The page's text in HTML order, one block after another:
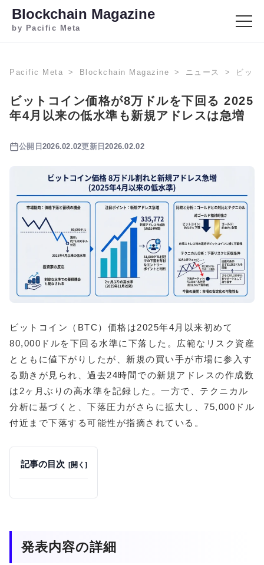
Blockchain Magazine
by Pacific Meta
Pacific Meta Blockchain Magazine ニュース ビッ
ビットコイン価格が8万ドルを下回る 2025
年4月以来の低水準も新規アドレスは急増
公開日 2026.02.02更新日2026.02.02
ビットコイン（BTC）価格は2025年4月以来初めて
80,000ドルを下回る水準に下落した。広範なリスク資産
とともに値下がりしたが、新規の買い手が市場に参入す
る動きが見られ、過去24時間での新規アドレスの作成数
は2ヶ月ぶりの高水準を記録した。一方で、テクニカル
分析に基づくと、下落圧力がさらに拡大し、75,000ドル
付近まで下落する可能性が指摘されている。
記事の目次
発表内容の詳細